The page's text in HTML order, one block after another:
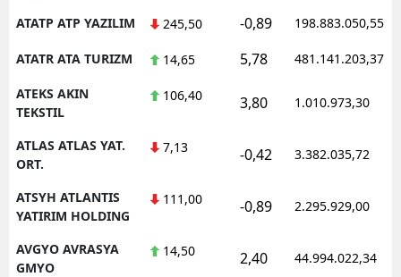
ATATP ATP YAZILIM 245,50 -0,89 198.883.050,55
ATATR ATA TURIZM 14,65 5,78 481.141.203,37
ATEKS AKIN
TEKSTIL
106,40 3,80 1.010.973,30
ATLAS ATLAS YAT.
ORT.
7,13 -0,42 3.382.035,72
ATSYH ATLANTIS
YATIRIM HOLDING
111,00 -0,89 2.295.929,00
AVGYO AVRASYA
GMYO
14,50 2,40 44.994.022,34